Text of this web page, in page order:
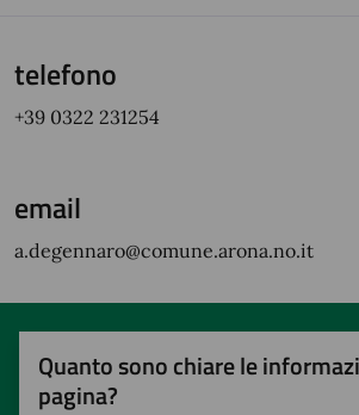
telefono
+39 0322 231254
email
a.degennaro@comune.arona.no.it
Quanto sono chiare le
pagina?